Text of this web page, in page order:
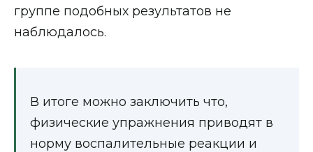
группе подобных результатов не
наблюдалось.
В итоге можно заключить что,
физические упражнения приводят в
норму воспалительные реакции и